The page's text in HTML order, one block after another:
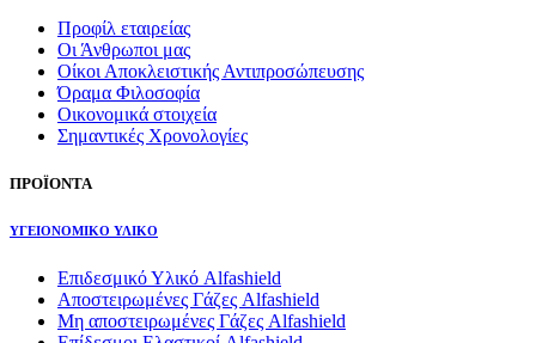
Προφίλ εταιρείας
Οι Άνθρωποι μας
Οίκοι Αποκλειστικής Αντιπροσώπευσης
Όραμα Φιλοσοφία
Οικονομικά στοιχεία
Σημαντικές Χρονολογίες
ΠΡΟΪΟΝΤΑ
ΥΓΕΙΟΝΟΜΙΚΟ ΥΛΙΚΟ
Επιδεσμικό Υλικό Alfashield
Αποστειρωμένες Γάζες Alfashield
Μη αποστειρωμένες Γάζες Alfashield